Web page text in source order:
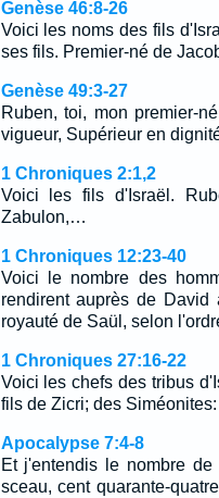
Genèse 46:8-26
Voici les noms des fils
ses fils. Premier-né de
Genèse 49:3-27
Ruben, toi, mon premier-
vigueur, Supérieur en
1 Chroniques 2:1,2
Voici les fils d'Israël.
Zabulon,…
1 Chroniques 12:23-40
Voici le nombre des
rendirent auprès de
royauté de Saül, selon
1 Chroniques 27:16-22
Voici les chefs des tribus
fils de Zicri; des
Apocalypse 7:4-8
Et j'entendis le nombre
sceau, cent quarante-